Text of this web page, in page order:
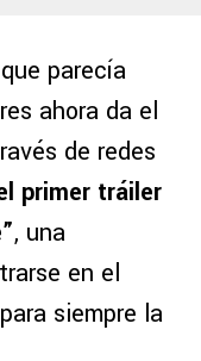
parecía
ahora da el
de redes
primer tráiler
, una
en el
siempre la